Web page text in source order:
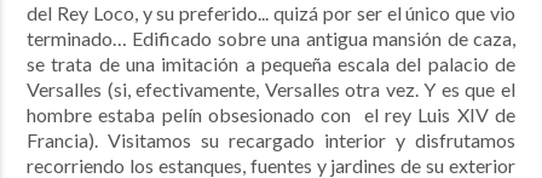
del Rey Loco, y su preferido... quizá por ser el único que vio
terminado… Edificado sobre una antigua mansión de caza,
se trata de una imitación a pequeña escala del palacio de
Versalles (si, efectivamente, Versalles otra vez. Y es que el
hombre estaba pelín obsesionado con el rey Luis XIV de
Francia). Visitamos su recargado interior y disfrutamos
recorriendo los estanques, fuentes y jardines de su exterior